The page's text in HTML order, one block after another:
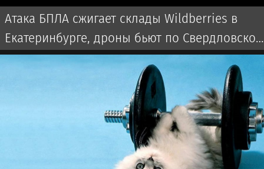
Атака БПЛА сжигает склады Wildberries в
Екатеринбурге, дроны бьют по Свердловской
области и Екатеринбургу 7 августа 2026